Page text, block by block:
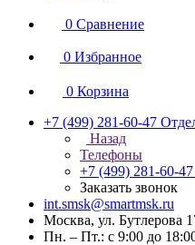
0 Сравнение
0 Избранное
0 Корзина
+7 (499) 281-60-47
Назад
Телефоны
+7 (499) 281-60-47
Заказать звонок
int.smsk@smartmsk.ru
Москва, ул. Бутлерова
Пн. – Пт.: с 9:00 до